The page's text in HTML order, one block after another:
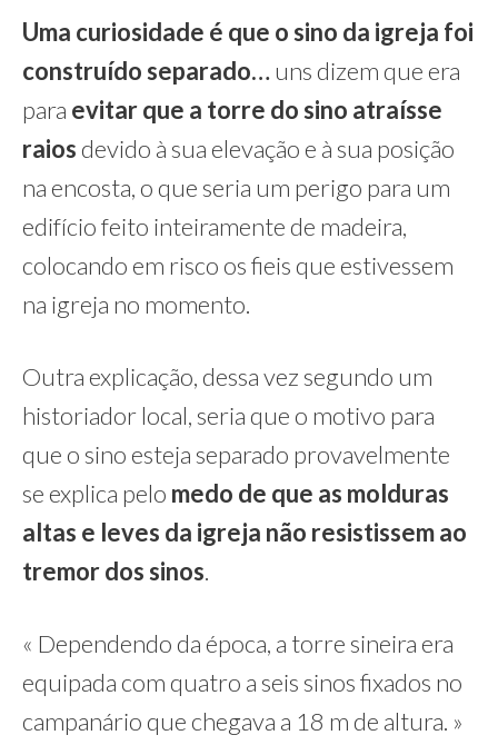
Uma curiosidade é que o sino da igreja foi
construído separado…uns dizem que era
para evitar que a torre do sino atraísse
raios devido à sua elevação e à sua posição
na encosta, o que seria um perigo para um
edifício feito inteiramente de madeira,
colocando em risco os fieis que estivessem
na igreja no momento.
Outra explicação, dessa vez segundo um
historiador local, seria que o motivo para
que o sino esteja separado provavelmente
se explica pelo medo de que as molduras
altas e leves da igreja não resistissem ao
tremor dos sinos.
« Dependendo da época, a torre sineira era
equipada com quatro a seis sinos fixados no
campanário que chegava a 18 m de altura. »